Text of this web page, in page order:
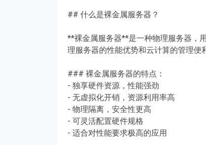
## 什么是裸金属服务器？
**裸金属服务器**是一种物理服务器，
理服务器的性能优势和云计算的管理便
### 裸金属服务器的特点：
- 独享硬件资源，性能强劲
- 无虚拟化开销，资源利用率高
- 物理隔离，安全性更高
- 可灵活配置硬件规格
- 适合对性能要求极高的应用